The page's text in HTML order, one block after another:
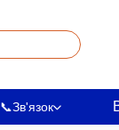
📞Зв'язок